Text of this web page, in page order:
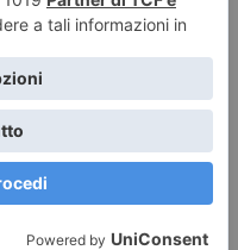
Reserved.